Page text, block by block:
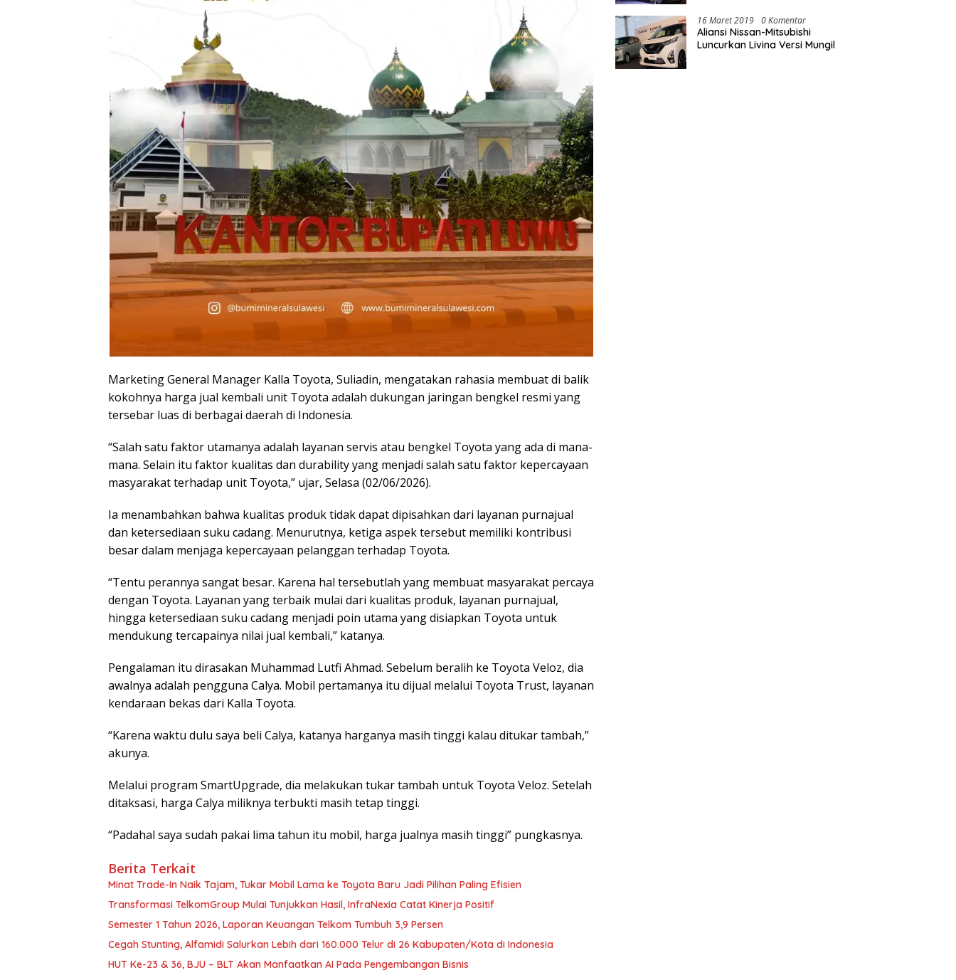
Marketing General Manager Kalla Toyota, Suliadin, mengatakan rahasia membuat di balik
kokohnya harga jual kembali unit Toyota adalah dukungan jaringan bengkel resmi yang
tersebar luas di berbagai daerah di Indonesia.
“Salah satu faktor utamanya adalah layanan servis atau bengkel Toyota yang ada di mana-
mana. Selain itu faktor kualitas dan durability yang menjadi salah satu faktor kepercayaan
masyarakat terhadap unit Toyota,” ujar, Selasa (02/06/2026).
Ia menambahkan bahwa kualitas produk tidak dapat dipisahkan dari layanan purnajual
dan ketersediaan suku cadang. Menurutnya, ketiga aspek tersebut memiliki kontribusi
besar dalam menjaga kepercayaan pelanggan terhadap Toyota.
“Tentu perannya sangat besar. Karena hal tersebutlah yang membuat masyarakat percaya
dengan Toyota. Layanan yang terbaik mulai dari kualitas produk, layanan purnajual,
hingga ketersediaan suku cadang menjadi poin utama yang disiapkan Toyota untuk
mendukung tercapainya nilai jual kembali,” katanya.
Pengalaman itu dirasakan Muhammad Lutfi Ahmad. Sebelum beralih ke Toyota Veloz, dia
awalnya adalah pengguna Calya. Mobil pertamanya itu dijual melalui Toyota Trust, layanan
kendaraan bekas dari Kalla Toyota.
“Karena waktu dulu saya beli Calya, katanya harganya masih tinggi kalau ditukar tambah,”
akunya.
Melalui program SmartUpgrade, dia melakukan tukar tambah untuk Toyota Veloz. Setelah
ditaksasi, harga Calya miliknya terbukti masih tetap tinggi.
“Padahal saya sudah pakai lima tahun itu mobil, harga jualnya masih tinggi” pungkasnya.
Berita Terkait
Minat Trade-In Naik Tajam, Tukar Mobil Lama ke Toyota Baru Jadi Pilihan Paling Efisien
Transformasi TelkomGroup Mulai Tunjukkan Hasil, InfraNexia Catat Kinerja Positif
Semester 1 Tahun 2026, Laporan Keuangan Telkom Tumbuh 3,9 Persen
Cegah Stunting, Alfamidi Salurkan Lebih dari 160.000 Telur di 26 Kabupaten/Kota di Indonesia
HUT Ke-23 & 36, BJU – BLT Akan Manfaatkan AI Pada Pengembangan Bisnis
16 Maret 2019 0 Komentar
Aliansi Nissan-Mitsubishi
Luncurkan Livina Versi Mungil